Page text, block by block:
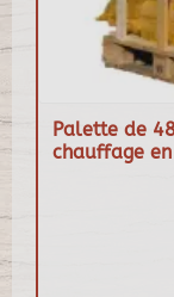
Palette de
chauffage